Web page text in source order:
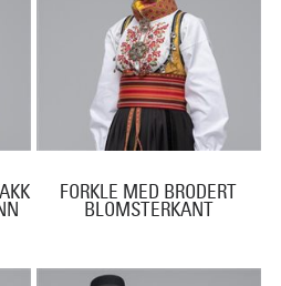
FORKLE MED BRODERT
BLOMSTERKANT